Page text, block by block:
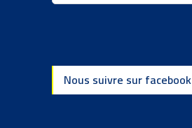
Nous suivre sur facebook